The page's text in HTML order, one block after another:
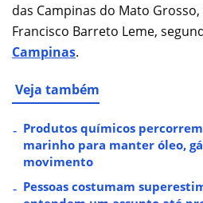
das Campinas do Mato
Francisco Barreto Leme,
Campinas.
Veja também
Produtos químicos
marinho para manter óleo,
movimento
Pessoas costumam